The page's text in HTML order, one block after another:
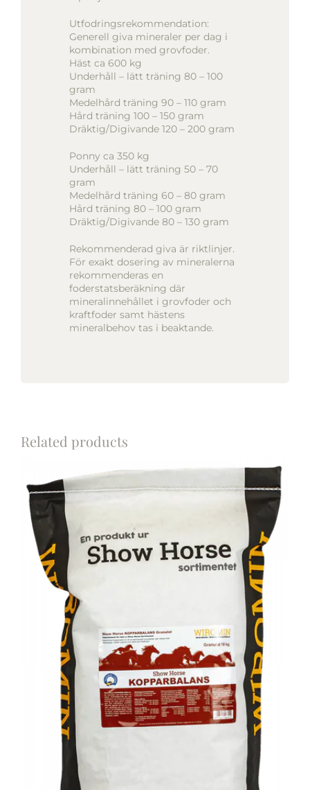
Utfodringsrekommendation:
Generell giva mineraler per dag i
kombination med grovfoder.
Häst ca 600 kg
Underhåll – lätt träning 80 – 100
gram
Medelhård träning 90 – 110 gram
Hård träning 100 – 150 gram
Dräktig/Digivande 120 – 200 gram
Ponny ca 350 kg
Underhåll – lätt träning 50 – 70
gram
Medelhård träning 60 – 80 gram
Hård träning 80 – 100 gram
Dräktig/Digivande 80 – 130 gram
Rekommenderad giva är riktlinjer.
För exakt dosering av mineralerna
rekommenderas en
foderstatsberäkning där
mineralinnehållet i grovfoder och
kraftfoder samt hästens
mineralbehov tas i beaktande.
Related products